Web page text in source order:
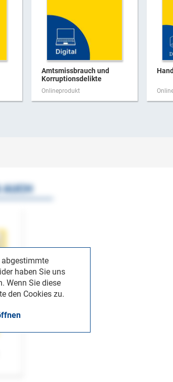
Amtsmissbrauch und
Korruptionsdelikte
Onlineprodukt
abgestimmte
haben Sie uns
Wenn Sie diese
den Cookies zu.
AUCH